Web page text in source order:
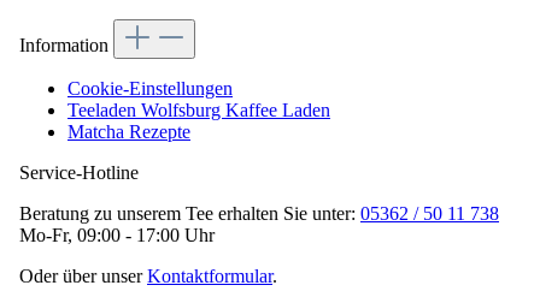
Information
Cookie-Einstellungen
Teeladen Wolfsburg Kaffee Laden
Matcha Rezepte
Service-Hotline
Beratung zu unserem Tee erhalten Sie unter: 05362 / 50 11 738
Mo-Fr, 09:00 - 17:00 Uhr
Oder über unserKontaktformular.